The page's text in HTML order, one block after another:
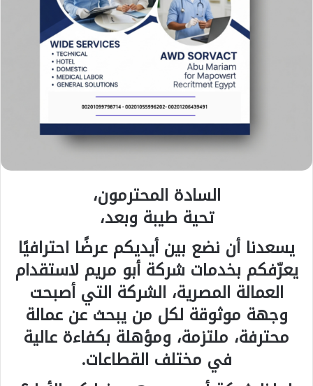
السادة المحترمون،
تحية طيبة وبعد،
يسعدنا أن نضع بين أيديكم عرضًا احترافيًا
يعرّفكم بخدمات شركة أبو مريم لاستقدام
العمالة المصرية، الشركة التي أصبحت
وجهة موثوقة لكل من يبحث عن عمالة
محترفة، ملتزمة، ومؤهلة بكفاءة عالية
في مختلف القطاعات.